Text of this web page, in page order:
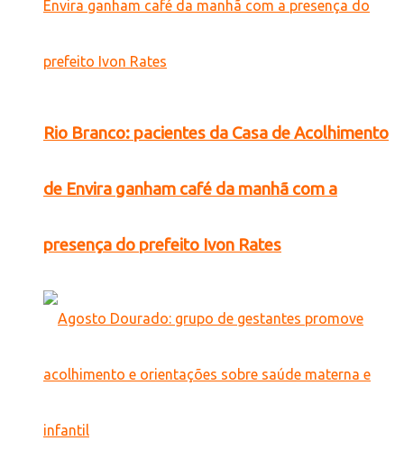
Rio Branco: pacientes da Casa de Acolhimento
de Envira ganham café da manhã com a
presença do prefeito Ivon Rates